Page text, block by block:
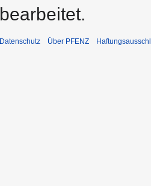
bearbeitet.
Datenschutz Über PFENZ